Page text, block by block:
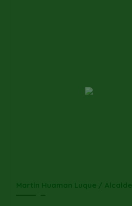
Martín Huaman Luque / Alcalde